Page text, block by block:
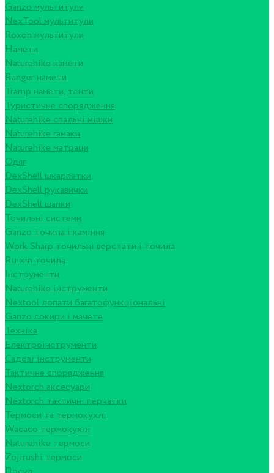
Ganzo мультитули
NexTool мультитули
Roxon мультитули
Намети
Naturehike намети
Ranger намети
Tramp намети, тенти
Туристичне спорядження
Naturehike спальні мішки
Naturehike гамаки
Naturehike матраци
Одяг
DexShell шкарпетки
DexShell рукавички
DexShell шапки
Точильні системи
Ganzo точила і каміння
Work Sharp точильні верстати і точила
Ruixin точила
Інструменти
Naturehike інструменти
Nextool лопати багатофункціональні
Ganzo сокири і мачете
Техніка
Електроінструменти
Садові інструменти
Тактичне спорядження
Nextorch аксесуари
Nextorch тактичні перчатки
Термоси та термокухлі
Wacaco термокухлі
Naturehike термоси
Zojirushi термоси